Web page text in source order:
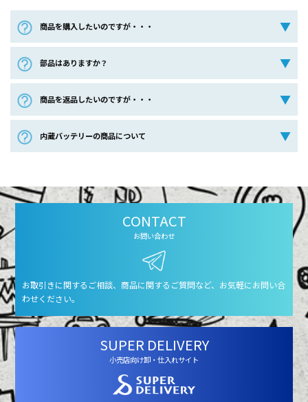
商品を購入したいのですが・・・
部品はありますか？
商品を返品したいのですが・・・
内蔵バッテリーの商品について
CONTACT
お問い合わせ
お取引きに関するご相談、商品に関するご質問など、お気軽にお問い合
わせください。
SUPER DELIVERY
小売店向け卸・仕入れサイト